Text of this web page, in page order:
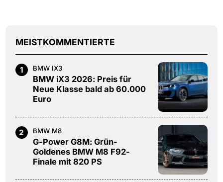
MEISTKOMMENTIERTE
1 BMW IX3
BMW iX3 2026: Preis für
Neue Klasse bald ab 60.000
Euro
2 BMW M8
G-Power G8M: Grün-
Goldenes BMW M8 F92-
Finale mit 820 PS